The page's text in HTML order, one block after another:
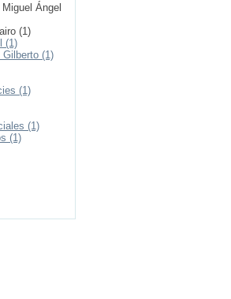
Ángel
(1)
(1)
Gilberto (1)
(1)
(1)
(1)